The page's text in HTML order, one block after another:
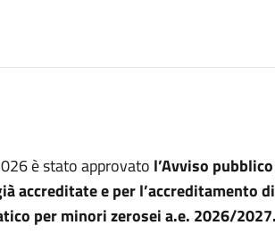
è stato approvato l’Avviso
accreditate e per l’accreditamento di
per minori zerosei a.e. 2026/2027.